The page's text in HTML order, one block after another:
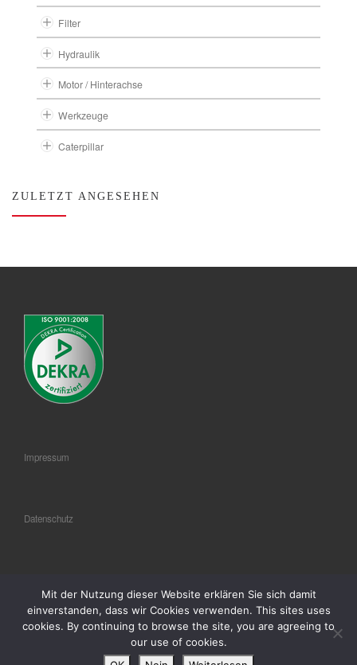
Filter
Hydraulik
Motor / Hinterachse
Werkzeuge
Caterpillar
ZULETZT ANGESEHEN
Impressum
Datenschutz
Mit der Nutzung dieser Website erklären Sie sich damit
einverstanden, dass wir Cookies verwenden. This sites uses
cookies. By continuing to browse the site, you are agreeing to
our use of cookies.